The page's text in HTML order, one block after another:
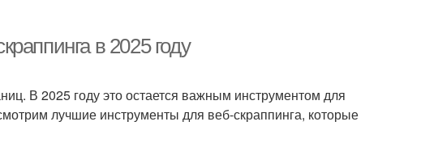
в 2025 году
В 2025 году это остается важным инструментом для
лучшие инструменты для веб-скраппинга, которые